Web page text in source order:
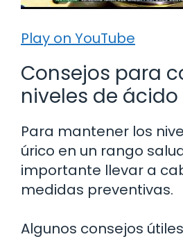
Play on YouTube
Consejos para
niveles de
Para mantener los
úrico en un rango
importante llevar a
medidas preventivas.
Algunos consejos